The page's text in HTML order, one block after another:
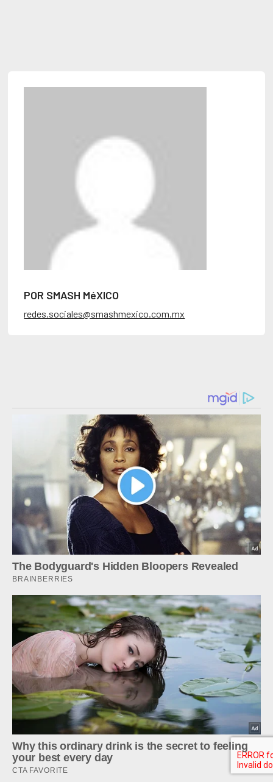
POR SMASH MéXICO
redes.sociales@smashmexico.com.mx